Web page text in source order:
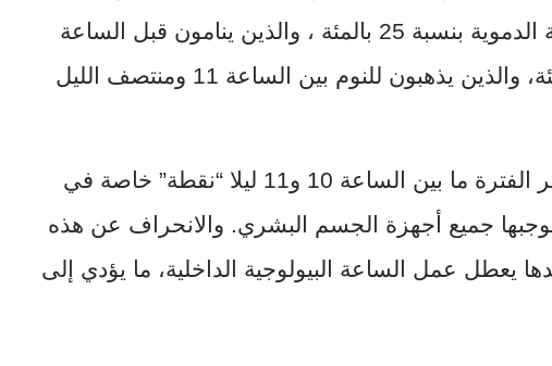
بأمراض القلب والأوعية الدموية بنسبة 25 بالمئة ، والذين ينامون قبل الساعة
العاشرة بنسبة 24 بالمئة، والذين يذهبون للنوم بين الساعة 11 ومنتصف الليل
ووفقا للبروفيسور، تعتبر الفترة ما بين الساعة 10 و11 ليلا “نقطة” خاصة في
جميع أجهزة الجسم البشري. والانحراف عن هذه
يعطل عمل الساعة البيولوجية الداخلية، ما يؤدي إلى